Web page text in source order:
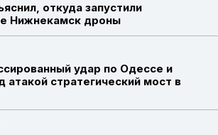
откуда запустили
Нижнекамск дроны
удар по Одессе и
атакой стратегический мост в